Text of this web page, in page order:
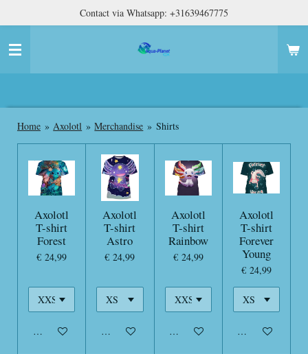
naar
hoofdinhoud
Contact via Whatsapp: +31639467775
Home » Axolotl » Merchandise » Shirts
Axolotl
T-shirt
Forest
€ 24,99
In winkelwagen
Axolotl
T-shirt
Astro
€ 24,99
In winkelwagen
Axolotl
T-shirt
Rainbow
€ 24,99
In winkelwagen
Axolotl
T-shirt
Forever
Young
€ 24,99
In winkelwagen